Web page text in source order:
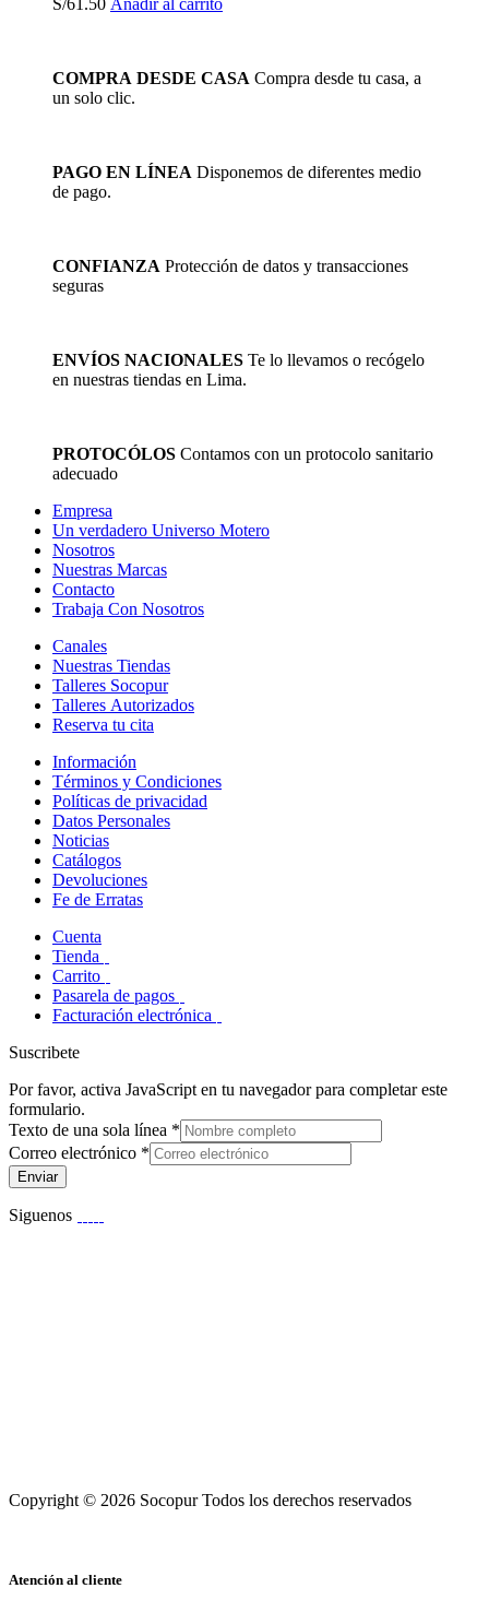
COMPRA DESDE CASA Compra desde tu casa, a
un solo clic.
PAGO EN LÍNEA Disponemos de diferentes medio
de pago.
CONFIANZA Protección de datos y transacciones
seguras
ENVÍOS NACIONALES Te lo llevamos o recógelo
en nuestras tiendas en Lima.
PROTOCÓLOS Contamos con un protocolo sanitario
adecuado
Empresa
Un verdadero Universo Motero
Nosotros
Nuestras Marcas
Contacto
Trabaja Con Nosotros
Canales
Nuestras Tiendas
Talleres Socopur
Talleres Autorizados
Reserva tu cita
Información
Términos y Condiciones
Políticas de privacidad
Datos Personales
Noticias
Catálogos
Devoluciones
Fe de Erratas
Cuenta
Tienda
Carrito
Pasarela de pagos
Facturación electrónica
Suscribete
Por favor, activa JavaScript en tu navegador para completar este
formulario.
Texto de una sola línea *
Correo electrónico *
Enviar
Siguenos
Copyright © 2026 Socopur Todos los derechos reservados
Atención al cliente